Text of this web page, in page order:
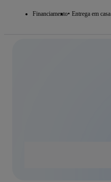
Financiamento Entrega em casa